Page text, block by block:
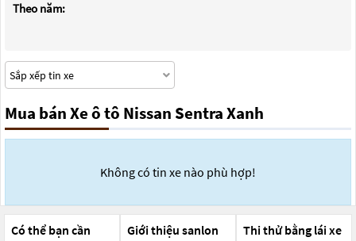
Theo năm:
Mua bán Xe ô tô Nissan Sentra Xanh
Không có tin xe nào phù hợp!
Có thể bạn cần
Giới thiệu sanlon
Thi thử bằng lái xe